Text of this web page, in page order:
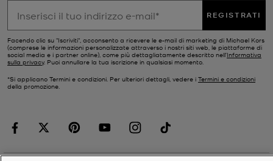
REGISTRATI
Facendo clic su "Iscriviti", acconsento a ricevere le e-mail di marketing di Michael Kors
(comprese le informazioni personalizzate attraverso i nostri siti web, le piattaforme di
social media e i partner online), come più dettagliatamente descritto nell’Informativa
sulla privacy. Puoi annullare la tua iscrizione in qualsiasi momento.
*Si applicano Termini e condizioni. Per ulteriori dettagli, vedere i Termini e condizioni
della promozione.